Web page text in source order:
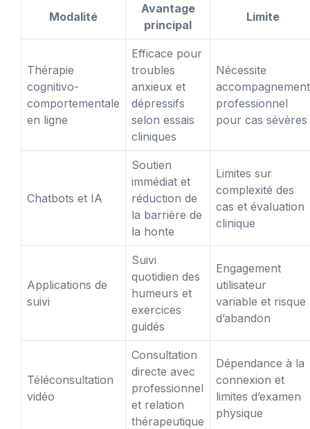
Modalité
Avantage
principal
Limite
Thérapie
cognitivo-
comportementale
en ligne
Efficace pour
troubles
anxieux et
dépressifs
selon essais
cliniques
Nécessite
accompagnement
professionnel
pour cas sévères
Chatbots et IA
Soutien
immédiat et
réduction de
la barrière de
la honte
Limites sur
complexité des
cas et évaluation
clinique
Applications de
suivi
Suivi
quotidien des
humeurs et
exercices
guidés
Engagement
utilisateur
variable et risque
d’abandon
Téléconsultation
vidéo
Consultation
directe avec
professionnel
et relation
thérapeutique
Dépendance à la
connexion et
limites d’examen
physique